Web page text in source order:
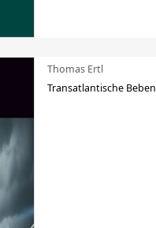
Thomas Ertl
Transatlantische Beben